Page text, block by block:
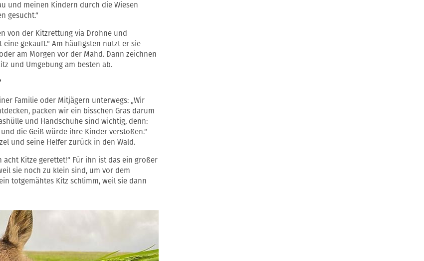
und meinen Kindern durch die Wiesen
gesucht.“
von der Kitzrettung via Drohne und
gekauft.“ Am häufigsten nutzt er sie
am Morgen vor der Mahd. Dann zeichnen
und Umgebung am besten ab.
Familie oder Mitjägern unterwegs: „Wir
packen wir ein bisschen Gras darum
und Handschuhe sind wichtig, denn:
die Geiß würde ihre Kinder verstoßen.“
und seine Helfer zurück in den Wald.
Kitze gerettet!“ Für ihn ist das ein großer
sie noch zu klein sind, um vor dem
totgemähtes Kitz schlimm, weil sie dann